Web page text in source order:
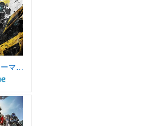
トランスフォーマー/ダークサイド・ムーン (吹替版)